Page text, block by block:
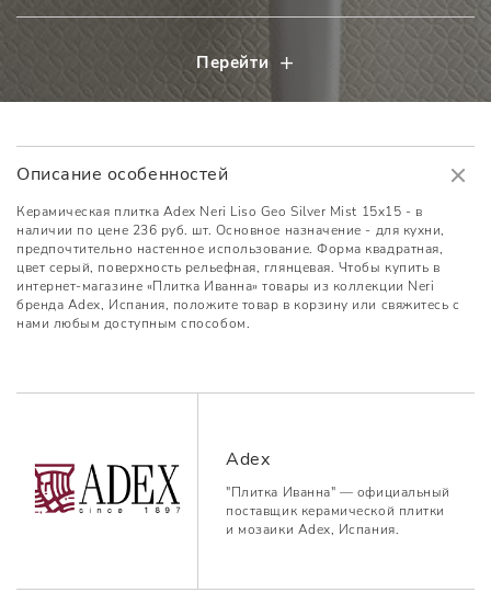
Перейти
Описание особенностей
Керамическая плитка Adex Neri Liso Geo Silver Mist 15x15 - в
наличии по цене 236 руб. шт. Основное назначение - для кухни,
предпочтительно настенное использование. Форма квадратная,
цвет серый, поверхность рельефная, глянцевая. Чтобы купить в
интернет-магазине «Плитка Иванна» товары из коллекции Neri
бренда Adex, Испания, положите товар в корзину или свяжитесь с
нами любым доступным способом.
Adex
"Плитка Иванна" — официальный
поставщик керамической плитки
и мозаики Adex, Испания.